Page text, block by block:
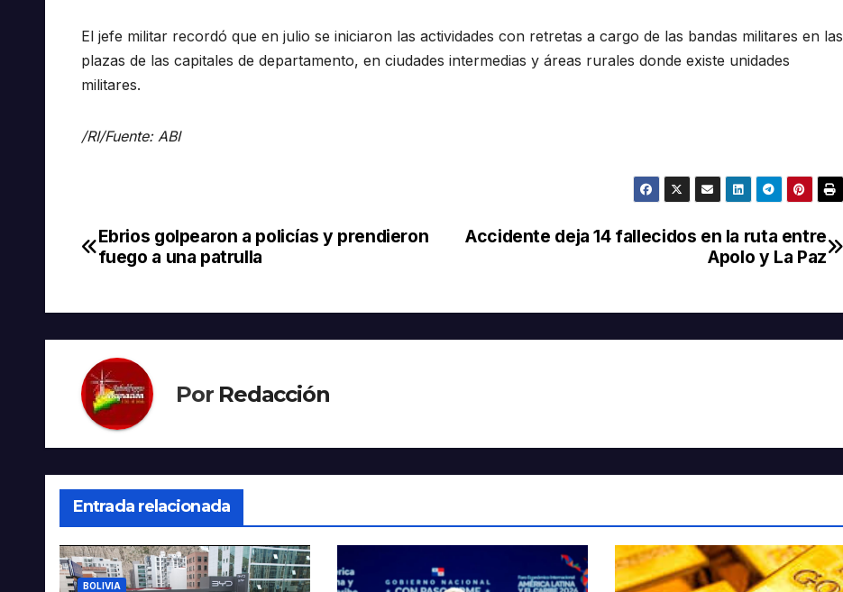
El jefe militar recordó que en julio se iniciaron las actividades con retretas a cargo de las bandas militares en las
plazas de las capitales de departamento, en ciudades intermedias y áreas rurales donde existe unidades
militares.
/RI/Fuente: ABI
Navegación
entradas
Accidente deja 14 fallecidos en la ruta entre
Apolo y La Paz
Ebrios golpearon a policías y prendieron
fuego a una patrulla
Por Redacción
Entrada relacionada
BOLIVIA